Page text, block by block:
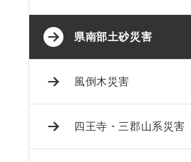
県南部土砂災害
風倒木災害
四王寺・三郡山系災害